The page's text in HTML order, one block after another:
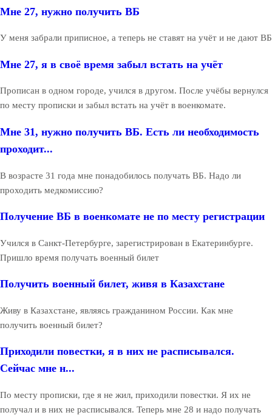
Мне 27, нужно получить ВБ
У меня забрали приписное, а теперь не ставят на учёт и не дают ВБ
Мне 27, я в своё время забыл встать на учёт
Прописан в одном городе, учился в другом. После учёбы вернулся
по месту прописки и забыл встать на учёт в военкомате.
Мне 31, нужно получить ВБ. Есть ли необходимость
проходит...
В возрасте 31 года мне понадобилось получать ВБ. Надо ли
проходить медкомиссию?
Получение ВБ в военкомате не по месту регистрации
Учился в Санкт-Петербурге, зарегистрирован в Екатеринбурге.
Пришло время получать военный билет
Получить военный билет, живя в Казахстане
Живу в Казахстане, являясь гражданином России. Как мне
получить военный билет?
Приходили повестки, я в них не расписывался.
Сейчас мне н...
По месту прописки, где я не жил, приходили повестки. Я их не
получал и в них не расписывался. Теперь мне 28 и надо получать